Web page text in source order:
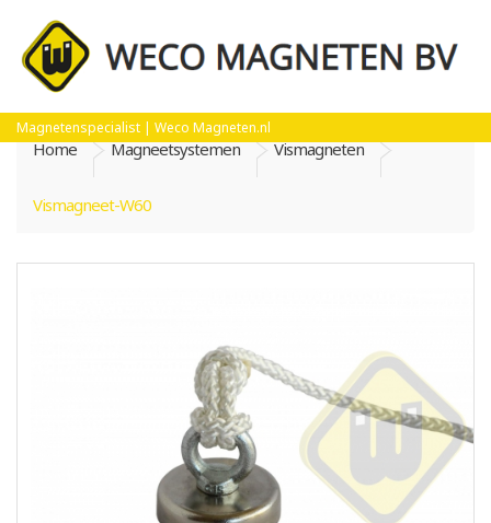
Magnetenspecialist | Weco Magneten.nl
Home Magneetsystemen Vismagneten
Vismagneet-W60